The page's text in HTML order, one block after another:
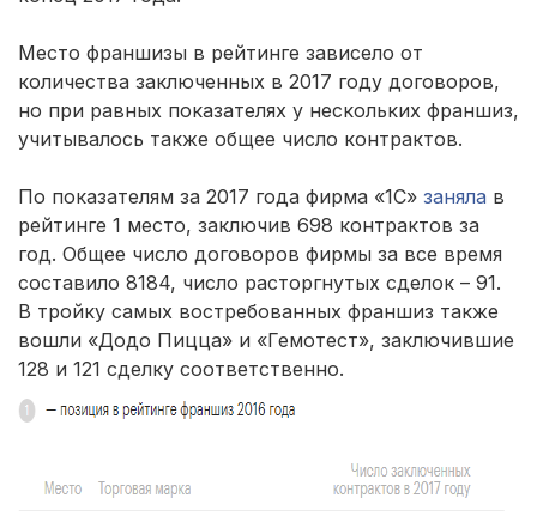
Место франшизы в рейтинге зависело от
количества заключенных в 2017 году договоров,
но при равных показателях у нескольких франшиз,
учитывалось также общее число контрактов.
По показателям за 2017 года фирма «1С» заняла в
рейтинге 1 место, заключив 698 контрактов за
год. Общее число договоров фирмы за все время
составило 8184, число расторгнутых сделок – 91.
В тройку самых востребованных франшиз также
вошли «Додо Пицца» и «Гемотест», заключившие
128 и 121 сделку соответственно.